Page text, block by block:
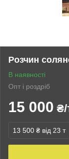
Розчин
В наявності
Опт і роздріб
15 000 ₴/
13 500 ₴ від 23 т